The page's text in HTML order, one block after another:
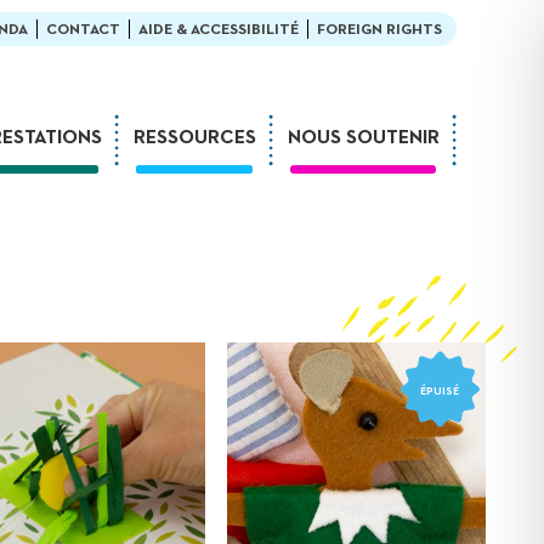
CONTACT AIDE & ACCESSIBILITÉ FOREIGN RIGHTS
Webinaires
RESSOURCES
LDQR en EHPAD
Projets de recherche
Réaliser soi-même
NOUS SOUTENIR
ÉPUISÉ